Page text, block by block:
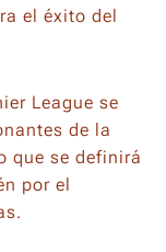
el éxito del
League se
de la
que se definirá
por el